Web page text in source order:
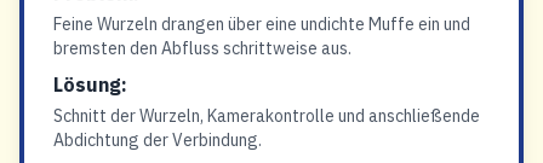
Feine Wurzeln drangen über eine undichte Muffe ein und
bremsten den Abfluss schrittweise aus.
Lösung:
Schnitt der Wurzeln, Kamerakontrolle und anschließende
Abdichtung der Verbindung.